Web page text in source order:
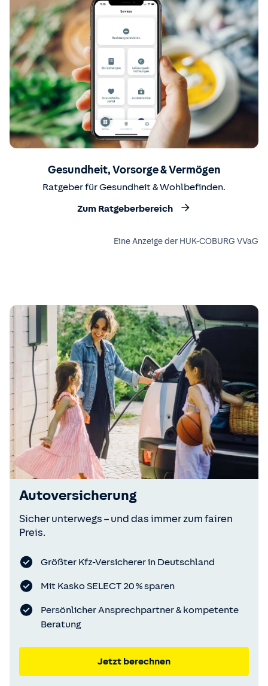
Gesundheit, Vorsorge & Vermögen
Ratgeber für Gesundheit & Wohlbefinden.
Zum Ratgeberbereich
Eine Anzeige der HUK-COBURG VVaG
Autoversicherung
Sicher unterwegs – und das immer zum fairen
Preis.
Größter Kfz-Versicherer in Deutschland
Mit Kasko SELECT 20 % sparen
Persönlicher Ansprechpartner & kompetente
Beratung
Jetzt berechnen